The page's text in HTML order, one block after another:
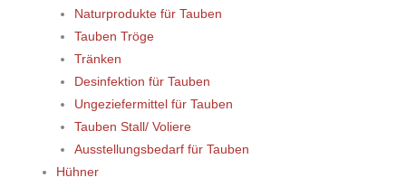
Naturprodukte für Tauben
Tauben Tröge
Tränken
Desinfektion für Tauben
Ungeziefermittel für Tauben
Tauben Stall/ Voliere
Ausstellungsbedarf für Tauben
Hühner